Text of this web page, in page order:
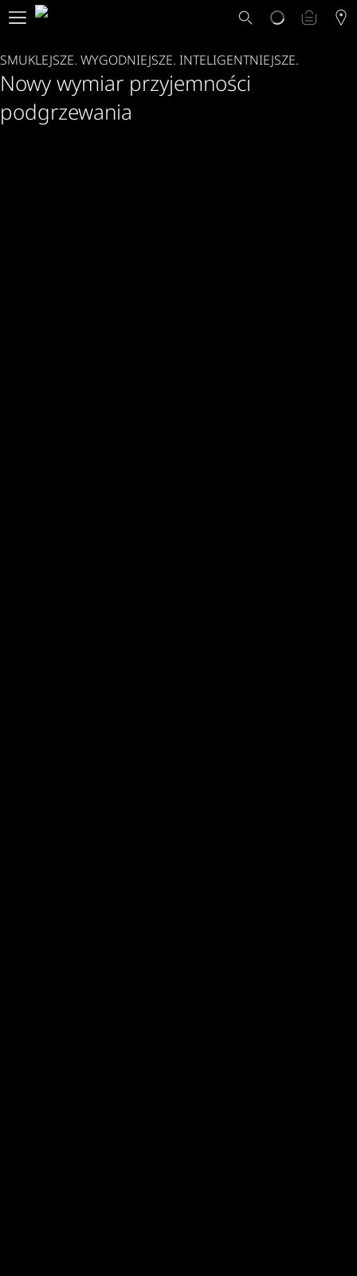
Dlaczego Ploom?
Ploom Club
Oferty Specjalne
Wsparcie
Wydarzenia
SMUKLEJSZE. WYGODNIEJSZE. INTELIGENTNIEJSZE.
Nowy wymiar przyjemności
podgrzewania